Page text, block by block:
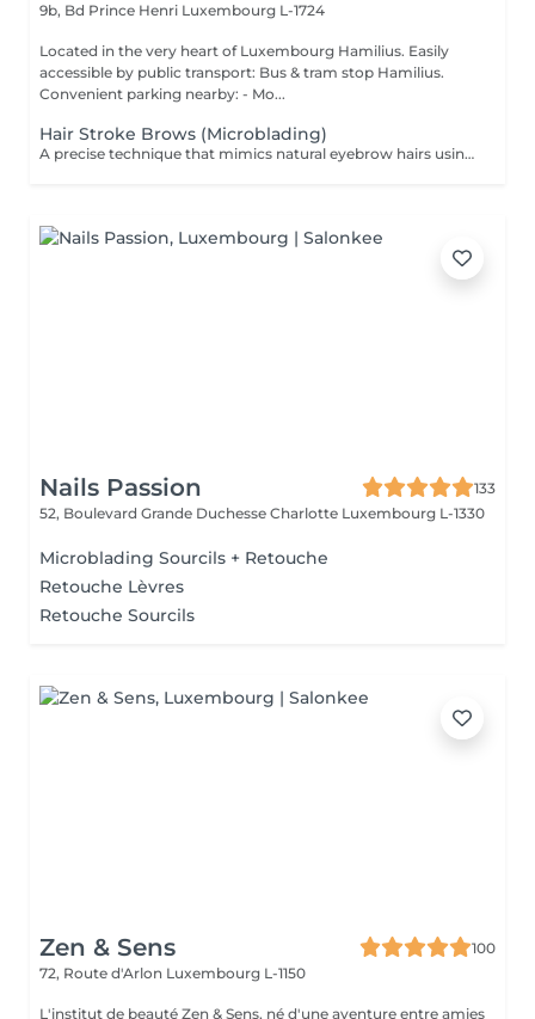
9b, Bd Prince Henri Luxembourg L-1724
Located in the very heart of Luxembourg Hamilius. Easily
accessible by public transport: Bus & tram stop Hamilius.
Convenient parking nearby: - Mo...
Hair Stroke Brows (Microblading)
A precise technique that mimics natural eyebrow hairs using fine strokes for a soft, realistic finish. Ideal for filling gaps, correcting shape, and creating natural density. DURATION & MAINTENANCE: - Results last approximately 8-18 months - A Touch-Up Session is required after 4-6 weeks - Annual refresh is recommended BENEFITS: - Natural hair-like effect - Improved density - Enhanced symmetry - Realistic finish INDICATIONS: - Gaps in brows - Thin or uneven brows - Desire for natural enhancement CONTRAINDICATIONS: - Pregnancy and breastfeeding - Active skin conditions - Open wounds - Oily skin (relative) POST-CARE: - Keep the area dry during healing - Avoid touching or scratching - Use healing products as recommended - Avoid sun and heat
Nails Passion
133
52, Boulevard Grande Duchesse Charlotte Luxembourg L-1330
Microblading Sourcils + Retouche
Retouche Lèvres
Retouche Sourcils
Zen & Sens
100
72, Route d'Arlon Luxembourg L-1150
L'institut de beauté Zen & Sens, né d'une aventure entre amies